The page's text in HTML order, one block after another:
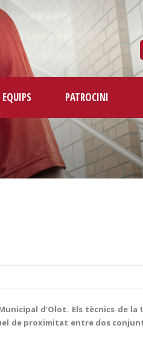
EQUIPS PATROCINI
d’Olot. Els tècnics de la
de proximitat entre dos